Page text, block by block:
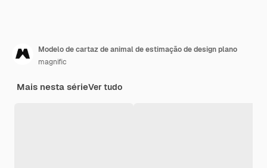
Modelo de cartaz de animal de estimação de design plano
magnific
Mais nesta sérieVer tudo